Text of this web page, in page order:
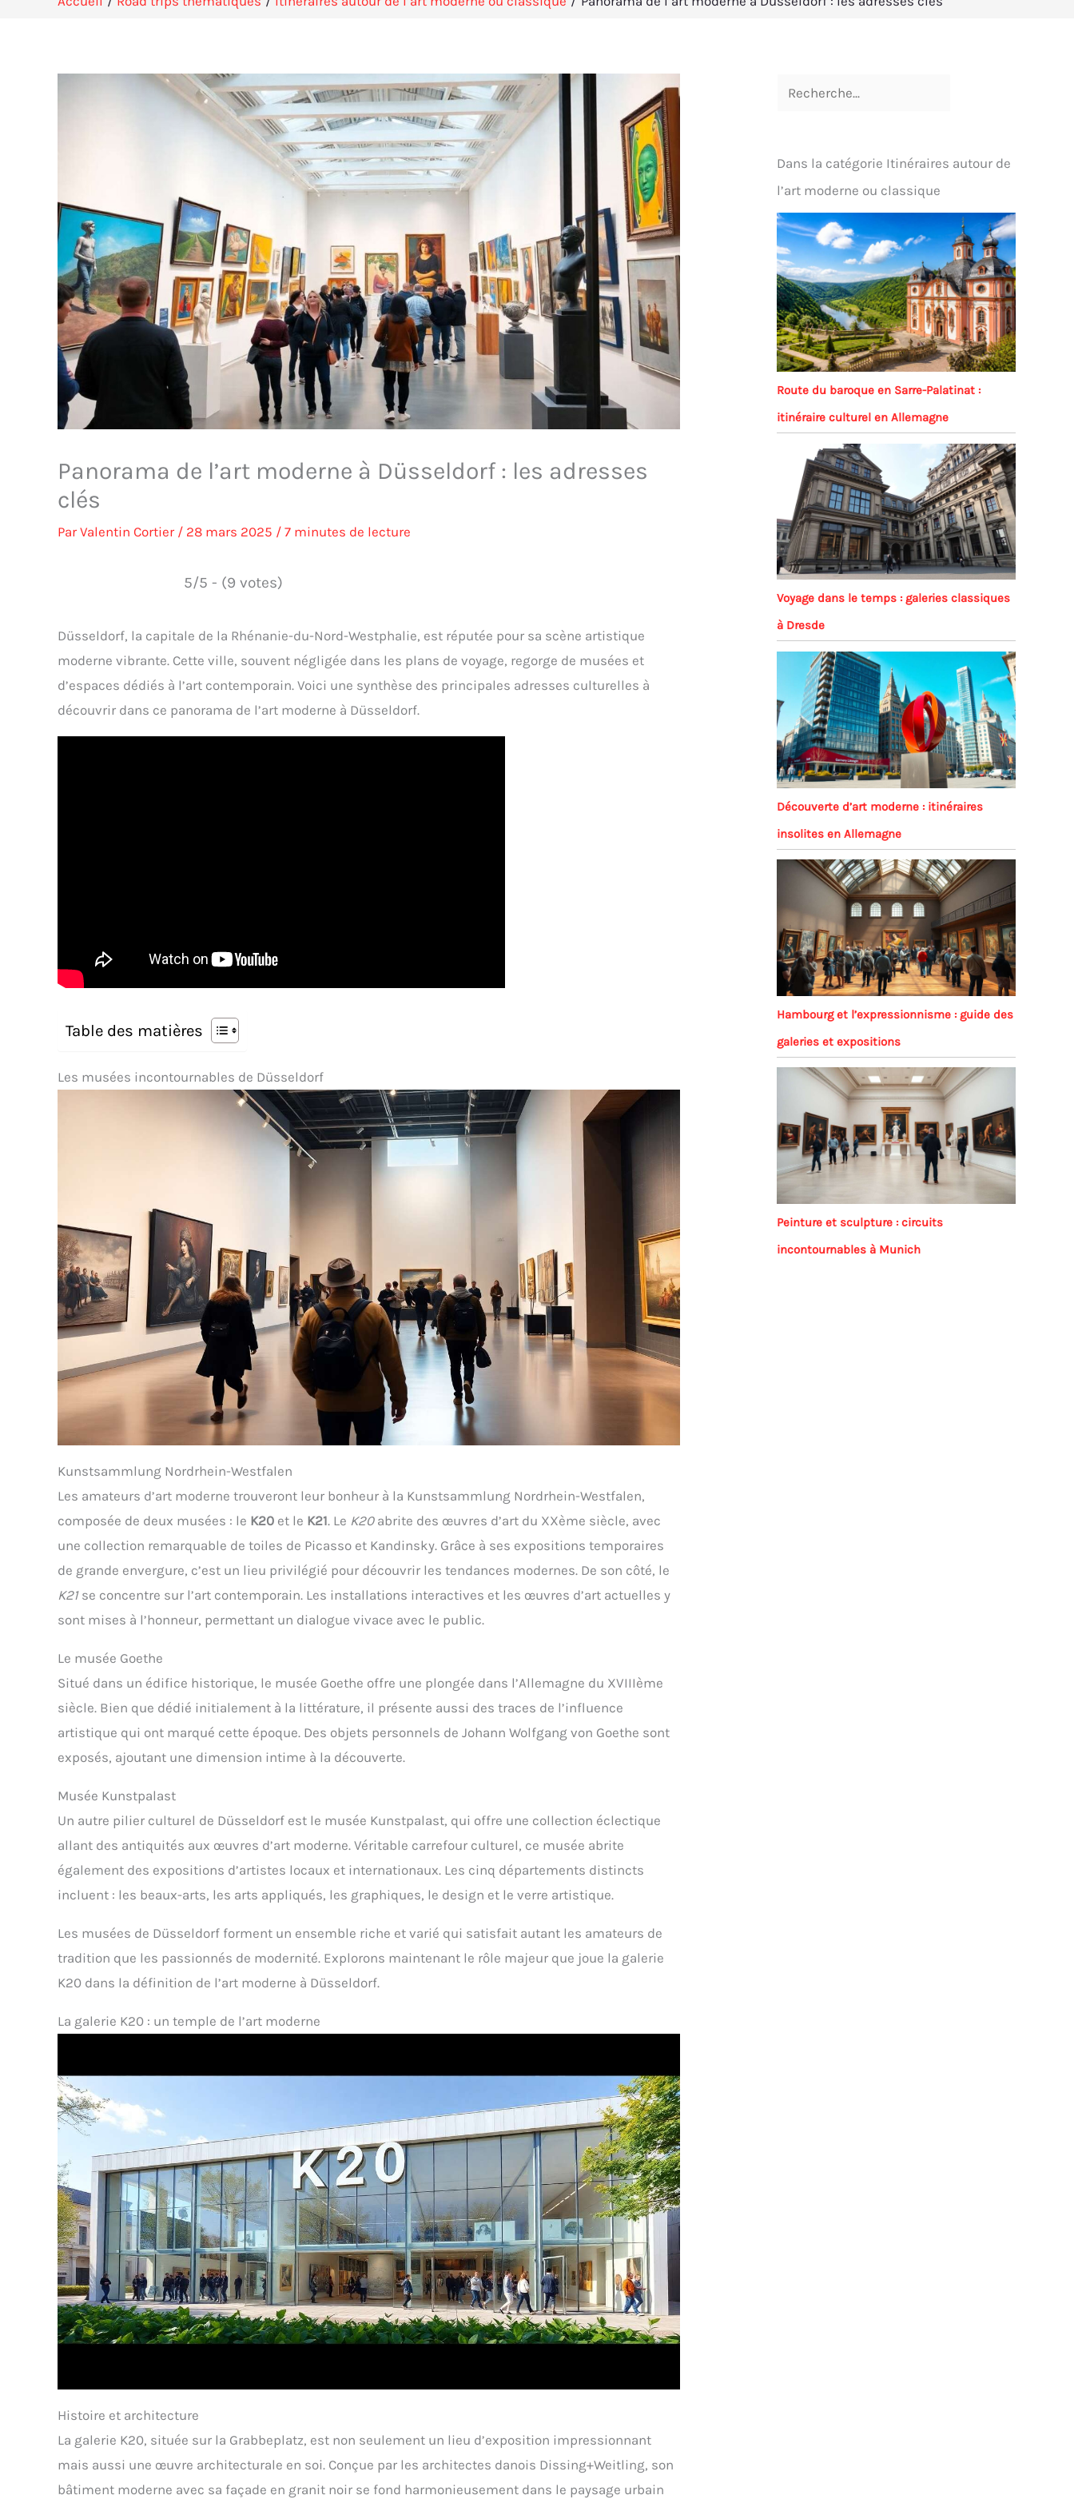
Panorama de l’art moderne à Düsseldorf : les adresses
clés
ParValentin Cortier / 28 mars 2025 / 7 minutes de lecture
5/5 - (9 votes)
Düsseldorf, la capitale de la Rhénanie-du-Nord-Westphalie, est réputée pour sa scène artistique
moderne vibrante. Cette ville, souvent négligée dans les plans de voyage, regorge de musées et
d’espaces dédiés à l’art contemporain. Voici une synthèse des principales adresses culturelles à
découvrir dans ce panorama de l’art moderne à Düsseldorf.
Table des matières
Les musées incontournables de Düsseldorf
Kunstsammlung Nordrhein-Westfalen
Les amateurs d’art moderne trouveront leur bonheur à la Kunstsammlung Nordrhein-Westfalen,
composée de deux musées : le K20 et le K21. Le K20abrite des œuvres d’art du XXème siècle, avec
une collection remarquable de toiles de Picasso et Kandinsky. Grâce à ses expositions temporaires
de grande envergure, c’est un lieu privilégié pour découvrir les tendances modernes. De son côté, le
K21se concentre sur l’art contemporain. Les installations interactives et les œuvres d’art actuelles y
sont mises à l’honneur, permettant un dialogue vivace avec le public.
Le musée Goethe
Situé dans un édifice historique, le musée Goethe offre une plongée dans l’Allemagne du XVIIIème
siècle. Bien que dédié initialement à la littérature, il présente aussi des traces de l’influence
artistique qui ont marqué cette époque. Des objets personnels de Johann Wolfgang von Goethe sont
exposés, ajoutant une dimension intime à la découverte.
Musée Kunstpalast
Un autre pilier culturel de Düsseldorf est le musée Kunstpalast, qui offre une collection éclectique
allant des antiquités aux œuvres d’art moderne. Véritable carrefour culturel, ce musée abrite
également des expositions d’artistes locaux et internationaux. Les cinq départements distincts
incluent : les beaux-arts, les arts appliqués, les graphiques, le design et le verre artistique.
Les musées de Düsseldorf forment un ensemble riche et varié qui satisfait autant les amateurs de
tradition que les passionnés de modernité. Explorons maintenant le rôle majeur que joue la galerie
K20 dans la définition de l’art moderne à Düsseldorf.
La galerie K20 : un temple de l’art moderne
Histoire et architecture
La galerie K20, située sur la Grabbeplatz, est non seulement un lieu d’exposition impressionnant
mais aussi une œuvre architecturale en soi. Conçue par les architectes danois Dissing+Weitling, son
bâtiment moderne avec sa façade en granit noir se fond harmonieusement dans le paysage urbain
Dans la catégorie Itinéraires autour de
l’art moderne ou classique
Route du baroque en Sarre-Palatinat :
itinéraire culturel en Allemagne
Voyage dans le temps : galeries classiques
à Dresde
Découverte d’art moderne : itinéraires
insolites en Allemagne
Hambourg et l’expressionnisme : guide des
galeries et expositions
Peinture et sculpture : circuits
incontournables à Munich